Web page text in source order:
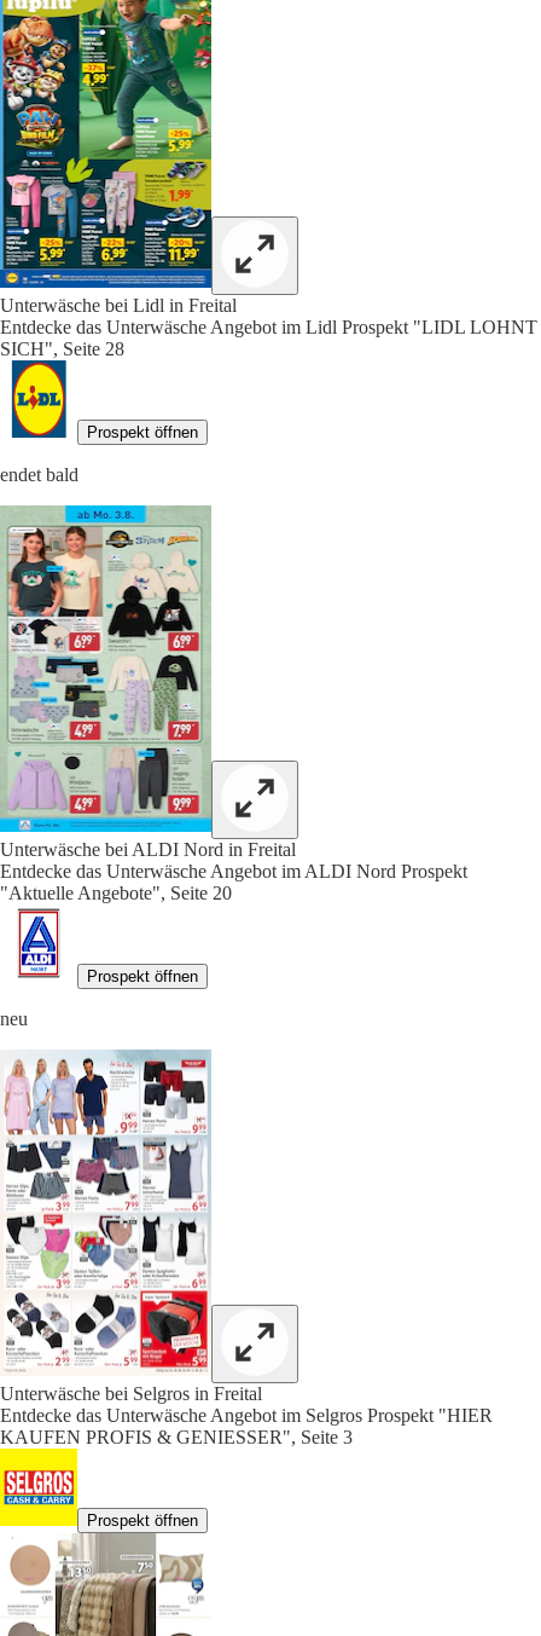
Unterwäsche bei Lidl in Freital
Entdecke das Unterwäsche Angebot im Lidl Prospekt "LIDL LOHNT
SICH", Seite 28
Prospekt öffnen
endet bald
Unterwäsche bei ALDI Nord in Freital
Entdecke das Unterwäsche Angebot im ALDI Nord Prospekt
"Aktuelle Angebote", Seite 20
Prospekt öffnen
neu
Unterwäsche bei Selgros in Freital
Entdecke das Unterwäsche Angebot im Selgros Prospekt "HIER
KAUFEN PROFIS & GENIESSER", Seite 3
Prospekt öffnen